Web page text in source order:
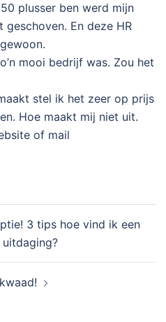
plusser ben werd mijn
En deze HR
mooi bedrijf was. Zou het
stel ik het zeer op prijs
Hoe maakt mij niet uit.
of mail
3 tips hoe vind ik een
uitdaging?